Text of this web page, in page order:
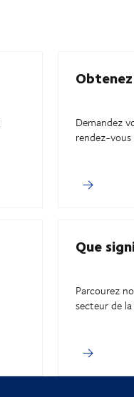
Demandez
rendez-
Que
Parcourez
secteur de